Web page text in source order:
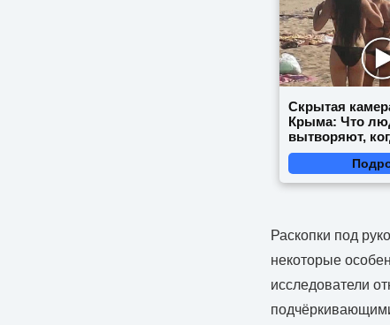
Скрытая
Крыма: Что
вытворяют,
видят...
Раскопки под
некоторые
исследователи